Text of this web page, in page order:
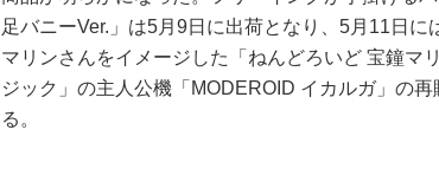
足バニーVer.」は5月9日に出荷となり、5月11日
マリンさんをイメージした「ねんどろいど 宝鐘マ
ジック」の主人公機「MODEROID イカルガ」の
る。